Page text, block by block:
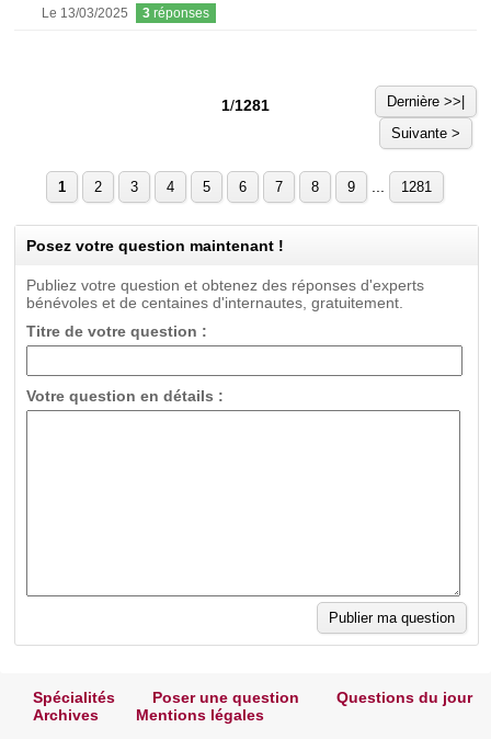
Le 13/03/2025 3 réponses
1/1281
Dernière >>|
Suivante >
1 2 3 4 5 6 7 8 9 1281
Posez votre question maintenant !
Publiez votre question et obtenez des réponses d'experts
bénévoles et de centaines d'internautes, gratuitement.
Titre de votre question :
Votre question en détails :
Spécialités Poser une question
Questions du jour
Archives
Mentions légales